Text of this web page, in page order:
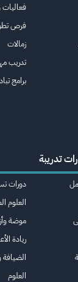
فرص
زمالات
تدريب
برامج
تدريبة
دورات
العلوم
موضة
ريادة
العلوم